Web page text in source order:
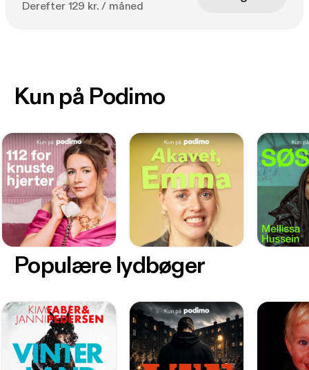
Derefter 129 kr. / måned
Kun på Podimo
Populære lydbøger